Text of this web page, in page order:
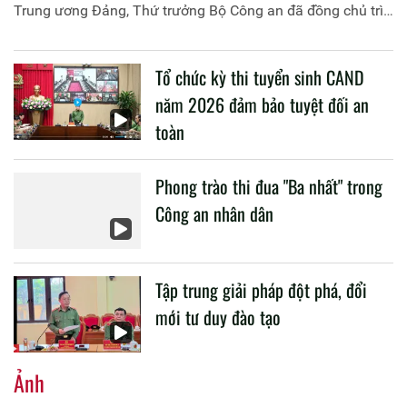
Trung ương Đảng, Thứ trưởng Bộ Công an đã đồng chủ trì
liên quan đến công tác giáo dục và đào tạo của lực lượng
CAND.
Tổ chức kỳ thi tuyển sinh CAND
năm 2026 đảm bảo tuyệt đối an
toàn
Phong trào thi đua "Ba nhất" trong
Công an nhân dân
Tập trung giải pháp đột phá, đổi
mới tư duy đào tạo
Ảnh